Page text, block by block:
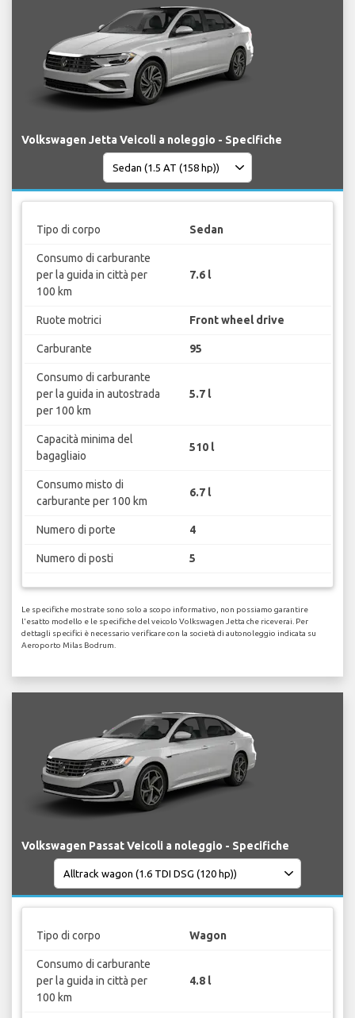
Volkswagen Jetta Veicoli a noleggio - Specifiche
Tipo di corpo Sedan
Consumo di carburante
per la guida in città per
100 km
7.6 l
Ruote motrici Front wheel drive
Carburante 95
Consumo di carburante
per la guida in autostrada
per 100 km
5.7 l
Capacità minima del
bagagliaio
510 l
Consumo misto di
carburante per 100 km
6.7 l
Numero di porte 4
Numero di posti 5
Le specifiche mostrate sono solo a scopo informativo, non possiamo garantire
l'esatto modello e le specifiche del veicolo Volkswagen Jetta che riceverai. Per
dettagli specifici è necessario verificare con la società di autonoleggio indicata su
Aeroporto Milas Bodrum.
Volkswagen Passat Veicoli a noleggio - Specifiche
Tipo di corpo Wagon
Consumo di carburante
per la guida in città per
100 km
4.8 l